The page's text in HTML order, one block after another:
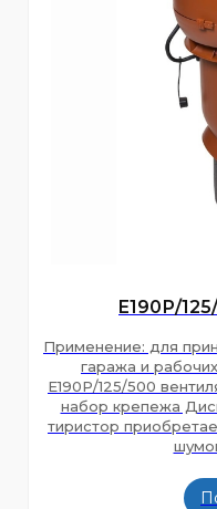
E190Р/
Применение: для
гаража и
E190Р/125/500
набор крепежа
тиристор